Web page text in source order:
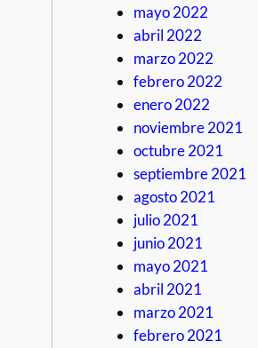
mayo 2022
abril 2022
marzo 2022
febrero 2022
enero 2022
noviembre 2021
octubre 2021
septiembre 2021
agosto 2021
julio 2021
junio 2021
mayo 2021
abril 2021
marzo 2021
febrero 2021